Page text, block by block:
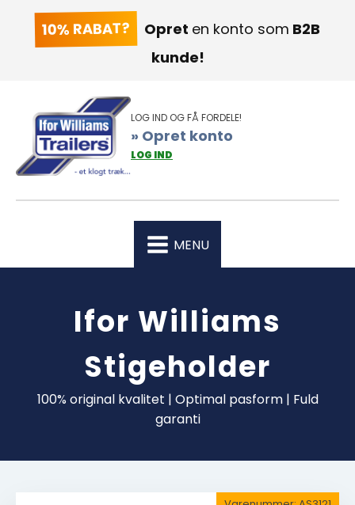
10% RABAT? Opret en konto som B2B
kunde!
LOG IND OG FÅ FORDELE!
» Opret konto
LOG IND
MENU
Ifor Williams
Stigeholder
100% original kvalitet | Optimal pasform | Fuld
garanti